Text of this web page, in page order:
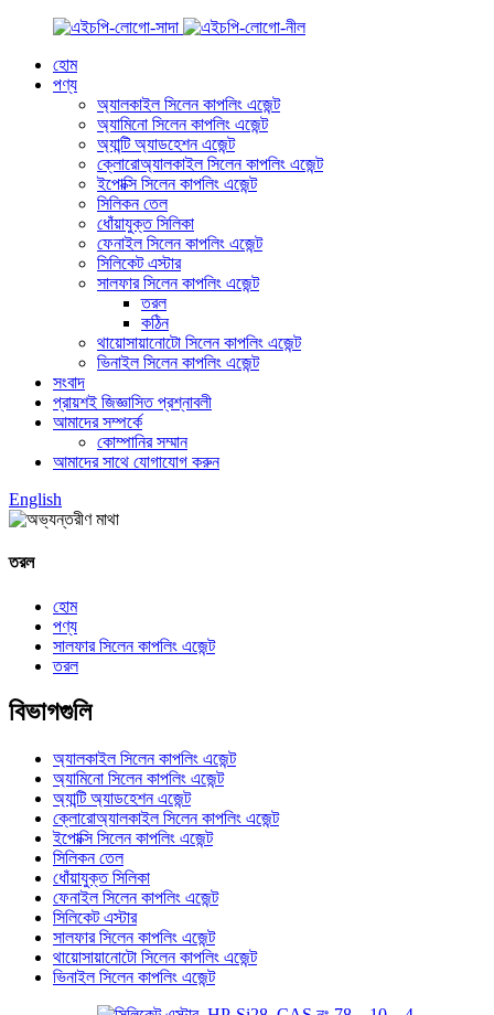
হোম
পণ্য
অ্যালকাইল সিলেন কাপলিং এজেন্ট
অ্যামিনো সিলেন কাপলিং এজেন্ট
অ্যান্টি অ্যাডহেশন এজেন্ট
ক্লোরোঅ্যালকাইল সিলেন কাপলিং এজেন্ট
ইপোক্সি সিলেন কাপলিং এজেন্ট
সিলিকন তেল
ধোঁয়াযুক্ত সিলিকা
ফেনাইল সিলেন কাপলিং এজেন্ট
সিলিকেট এস্টার
সালফার সিলেন কাপলিং এজেন্ট
তরল
কঠিন
থায়োসায়ানোটো সিলেন কাপলিং এজেন্ট
ভিনাইল সিলেন কাপলিং এজেন্ট
সংবাদ
প্রায়শই জিজ্ঞাসিত প্রশ্নাবলী
আমাদের সম্পর্কে
কোম্পানির সম্মান
আমাদের সাথে যোগাযোগ করুন
English
তরল
হোম
পণ্য
সালফার সিলেন কাপলিং এজেন্ট
তরল
বিভাগগুলি
অ্যালকাইল সিলেন কাপলিং এজেন্ট
অ্যামিনো সিলেন কাপলিং এজেন্ট
অ্যান্টি অ্যাডহেশন এজেন্ট
ক্লোরোঅ্যালকাইল সিলেন কাপলিং এজেন্ট
ইপোক্সি সিলেন কাপলিং এজেন্ট
সিলিকন তেল
ধোঁয়াযুক্ত সিলিকা
ফেনাইল সিলেন কাপলিং এজেন্ট
সিলিকেট এস্টার
সালফার সিলেন কাপলিং এজেন্ট
থায়োসায়ানোটো সিলেন কাপলিং এজেন্ট
ভিনাইল সিলেন কাপলিং এজেন্ট